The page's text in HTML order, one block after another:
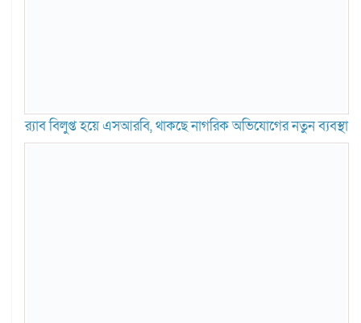
র‍্যাব বিলুপ্ত হয়ে এসআরবি, থাকছে নাগরিক অভিযোগের নতুন ব্যবস্থা